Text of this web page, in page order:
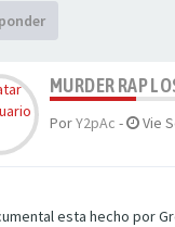
MURDER RAP
PorY2pAc - Vie
esta hecho por